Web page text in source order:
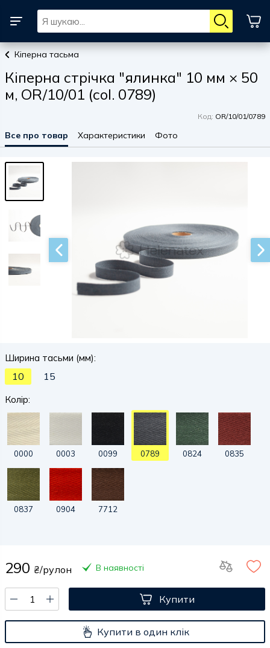
Кіперна тасьма
Кіперна стрічка "ялинка" 10 мм × 50
м, OR/10/01 (col. 0789)
Код: OR/10/01/0789
Все про товар Характеристики Фото
Ширина тасьми (мм):
10 15
Колір:
0000 0003 0099 0789 0824 0835
0837 0904 7712
290 ₴/рулон В наявності
Купити
Купити в один клік